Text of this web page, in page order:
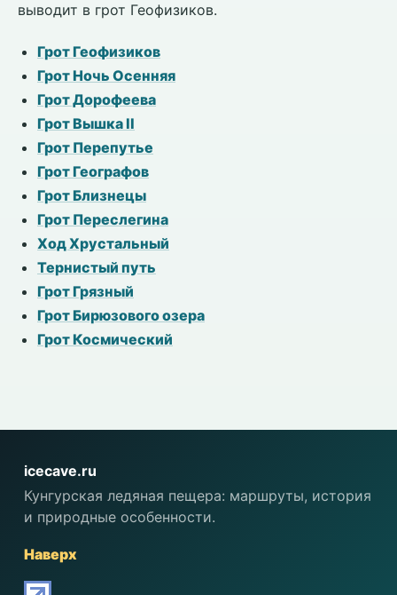
выводит в грот Геофизиков.
Грот Геофизиков
Грот Ночь Осенняя
Грот Дорофеева
Грот Вышка II
Грот Перепутье
Грот Географов
Грот Близнецы
Грот Переслегина
Ход Хрустальный
Тернистый путь
Грот Грязный
Грот Бирюзового озера
Грот Космический
icecave.ru
Кунгурская ледяная пещера: маршруты, история
и природные особенности.
Наверх